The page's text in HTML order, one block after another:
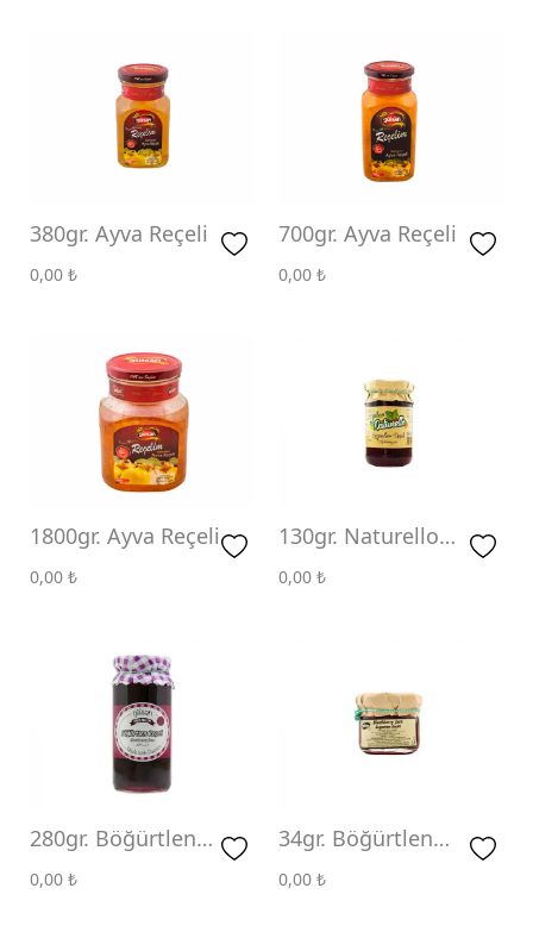
380gr. Ayva Reçeli
0,00 ₺
700gr. Ayva Reçeli
0,00 ₺
1800gr. Ayva Reçeli
0,00 ₺
130gr. Naturello
Böğürtlen Reçeli
0,00 ₺
280gr. Böğürtlen
Reçeli
0,00 ₺
34gr. Böğürtlen
Reçeli
0,00 ₺